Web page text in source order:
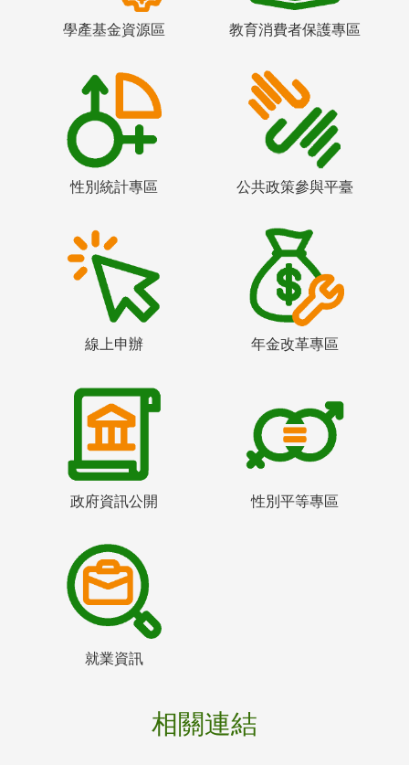
學產基金資源區 教育消費者保護專區
性別統計專區 公共政策參與平臺
線上申辦 年金改革專區
政府資訊公開 性別平等專區
就業資訊
相關連結